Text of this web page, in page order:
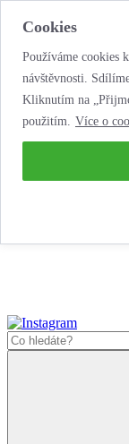
Cookies
Používáme cookies
návštěvnosti.
Kliknutím na
použitím. Více o